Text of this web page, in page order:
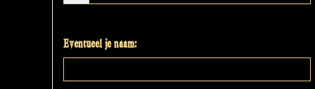
Eventueel je naam: